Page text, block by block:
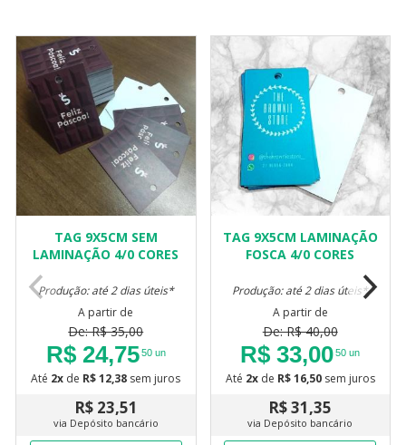
TAG 9X5CM SEM
LAMINAÇÃO 4/0 CORES
Produção: até 2 dias úteis*
A partir de
De: R$ 35,00
R$ 24,7550 un
Até 2x de R$ 12,38 sem juros
R$ 23,51
via Depósito bancário
TAG 9X5CM LAMINAÇÃO
FOSCA 4/0 CORES
Produção: até 2 dias úteis*
A partir de
De: R$ 40,00
R$ 33,0050 un
Até 2xde R$ 16,50sem juros
R$ 31,35
via Depósito bancário